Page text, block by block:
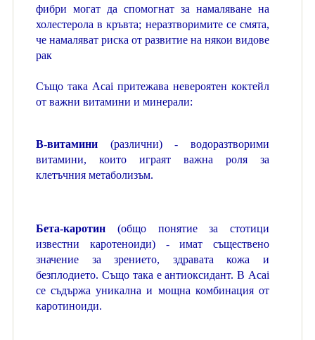
фибри могат да спомогнат за намаляване на
холестерола в кръвта; неразтворимите се смята,
че намаляват риска от развитие на някои видове
рак
Също така Acai притежава невероятен коктейл
от важни витамини и минерали:
B-витамини(различни) - водоразтворими
витамини, които играят важна роля за
клетъчния метаболизъм.
Бета-каротин(общо понятие за стотици
известни каротеноиди) - имат съществено
значение за зрението, здравата кожа и
безплодието. Също така е антиоксидант. В Acai
се съдържа уникална и мощна комбинация от
каротиноиди.